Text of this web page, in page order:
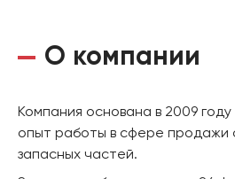
О компании
Компания основана в 2009
опыт работы в сфере продажи
запасных частей.